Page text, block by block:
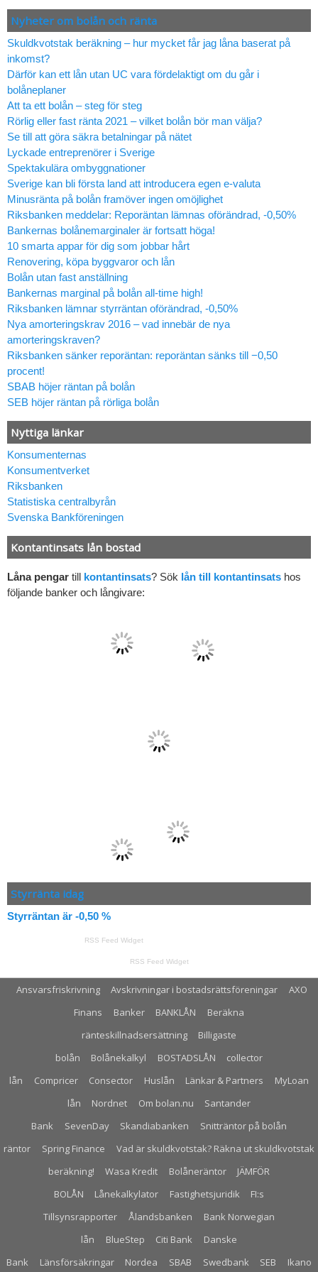
Nyheter om bolån och ränta
Skuldkvotstak beräkning – hur mycket får jag låna baserat på
inkomst?
Därför kan ett lån utan UC vara fördelaktigt om du går i
bolåneplaner
Att ta ett bolån – steg för steg
Rörlig eller fast ränta 2021 – vilket bolån bör man välja?
Se till att göra säkra betalningar på nätet
Lyckade entreprenörer i Sverige
Spektakulära ombyggnationer
Sverige kan bli första land att introducera egen e-valuta
Minusränta på bolån framöver ingen omöjlighet
Riksbanken meddelar: Reporäntan lämnas oförändrad, -0,50%
Bankernas bolånemarginaler är fortsatt höga!
10 smarta appar för dig som jobbar hårt
Renovering, köpa byggvaror och lån
Bolån utan fast anställning
Bankernas marginal på bolån all-time high!
Riksbanken lämnar styrräntan oförändrad, -0,50%
Nya amorteringskrav 2016 – vad innebär de nya
amorteringskraven?
Riksbanken sänker reporäntan: reporäntan sänks till −0,50
procent!
SBAB höjer räntan på bolån
SEB höjer räntan på rörliga bolån
Nyttiga länkar
Konsumenternas
Konsumentverket
Riksbanken
Statistiska centralbyrån
Svenska Bankföreningen
Kontantinsats lån bostad
Låna pengar till kontantinsats? Sök lån till kontantinsats hos
följande banker och långivare:
Styrränta idag
Styrräntan är -0,50 %
RSS Feed Widget
RSS Feed Widget
Ansvarsfriskrivning Avskrivningar i bostadsrättsföreningar
AXO
Finans
Banker BANKLÅN
Beräkna
ränteskillnadsersättning
Billigaste
bolån
Bolånekalkyl BOSTADSLÅN
collector
lån
Compricer Consector Huslån Länkar & Partners
MyLoan
lån
Nordnet Om bolan.nu
Santander
Bank
SevenDay Skandiabanken
Snitträntor på bolån
räntor
Spring Finance
Vad är skuldkvotstak? Räkna ut skuldkvotstak
beräkning!
Wasa Kredit Bolåneräntor
JÄMFÖR
BOLÅN
Lånekalkylator Fastighetsjuridik
FI:s
Tillsynsrapporter
Ålandsbanken
Bank Norwegian
lån
BlueStep Citi Bank
Danske
Bank
Länsförsäkringar Nordea SBAB Swedbank SEB Ikano